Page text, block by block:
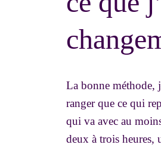
La bonne méthode,
ranger que ce qui
qui va avec au
deux à trois heures,